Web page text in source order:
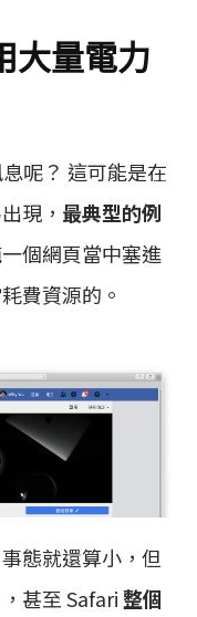
大量電力
呢？ 這可能是在
現， 最典型的例
個網頁當中塞進
費資源的。
態就還算小，但
，甚至 Safari整個